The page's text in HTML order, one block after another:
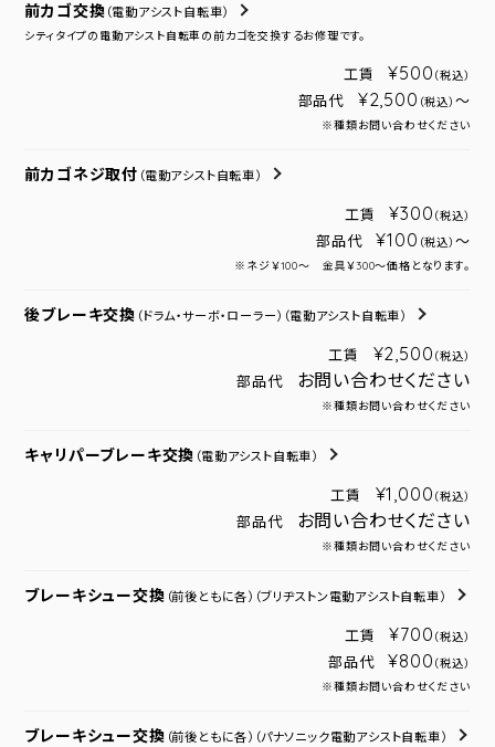
前カゴ交換 （電動アシスト自転車）
シティタイプの電動アシスト自転車の前カゴを交換するお修理です。
工賃 ¥500 （税込）
部品代 ¥2,500 （税込） ～
※種類お問い合わせください
前カゴネジ取付 （電動アシスト自転車）
工賃 ¥300 （税込）
部品代 ¥100 （税込） ～
※ネジ￥100～ 金具￥300～価格となります。
後ブレーキ交換 （ドラム・サーボ・ローラー） （電動アシスト自転車）
工賃 ¥2,500 （税込）
部品代 お問い合わせください
※種類お問い合わせください
キャリパーブレーキ交換 （電動アシスト自転車）
工賃 ¥1,000 （税込）
部品代 お問い合わせください
※種類お問い合わせください
ブレーキシュー交換 （前後ともに各） （ブリヂストン電動アシスト自転車）
工賃 ¥700 （税込）
部品代 ¥800 （税込）
※種類お問い合わせください
ブレーキシュー交換 （前後ともに各） （パナソニック電動アシスト自転車）